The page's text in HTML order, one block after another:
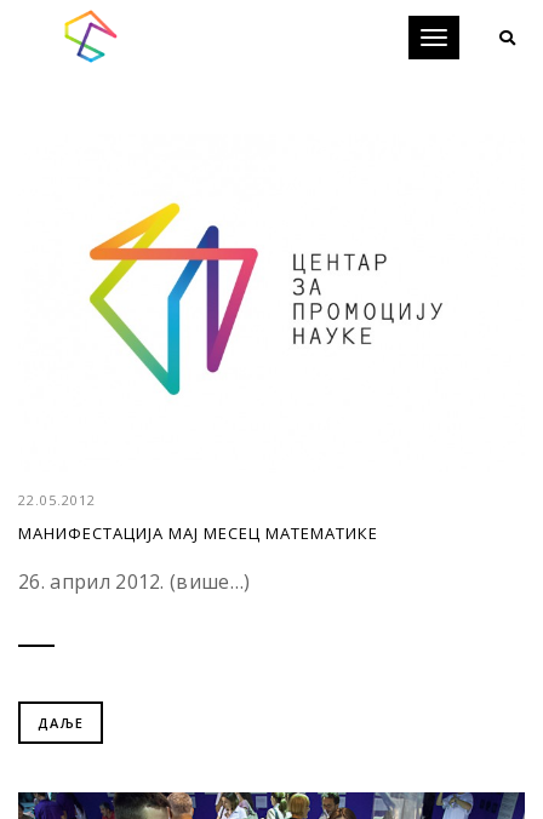
Toggle
22.05.2012
МАНИФЕСТАЦИЈА МАЈ МЕСЕЦ МАТЕМАТИКЕ
26. април 2012. (више…)
ДАЉЕ